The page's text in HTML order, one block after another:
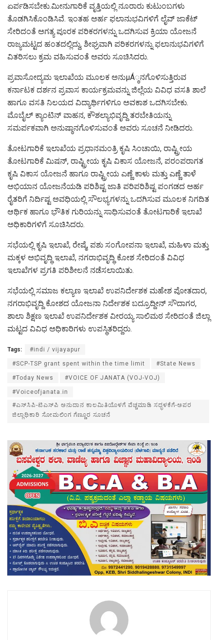
ಏರ್ಪಡಿಸಬೇಕು.ಮೀನುಗಾರಿಕೆ ವೃತ್ತಿಯಲ್ಲಿ ನೂರಾರು ಕುಟುಂಬಗಳು
ತೊಡಗಿಸಿಕೊಂಡಿಸಿವೆ. ಇಂತಹ ಅರ್ಹ ಫಲಾನುಭವಿಗಳಿಗೆ ಲೈವ್ ಜಾಕೆಟ್
ಸೇರಿದಂತೆ ಅಗತ್ಯ ಪೂರಕ ಪರಿಕರಗಳನ್ನು ಒದಗಿಸುವ ಕ್ರಿಯಾ ಯೋಜನೆ
ರಾಜ್ಯಮಟ್ಟದ ಹಂತದಲ್ಲಿದ್ದು, ಶೀಘ್ರವಾಗಿ ಪರಿಕರಗಳನ್ನು ಫಲಾನುಭವಿಗಳಿಗೆ
ವಿತರಿಸಲು ಕ್ರಮ ವಹಿಸುವಂತೆ ಅವರು ಸೂಚಿಸಿದರು.
ಪ್ರವಾಸೋದ್ಯಮ ಇಲಾಖೆಯ ಮೂಲಕ ಅನುμÁ್ಠನಗೊಳಿಸುತ್ತಿರುವ
ಕರ್ನಾಟಕ ದರ್ಶನ ಪ್ರವಾಸ ಕಾರ್ಯಕ್ರಮವನ್ನು ಜಿಲ್ಲೆಯ ವಿವಿಧ ವಸತಿ ಶಾಲೆ
ಹಾಗೂ ವಸತಿ ನಿಲಯದ ವಿದ್ಯಾರ್ಥಿಗಳಿಗೂ ಅವಕಾಶ ಒದಗಿಸಬೇಕು.
ಮೊಬೈಲ್ ಕ್ಯಾಂಟಿನ್ ವಾಹನ, ಕೌಶಲ್ಯಾಭಿವೃದ್ದಿ ತರಬೇತಿಯನ್ನು
ಸಮರ್ಪಕವಾಗಿ ಅನುಷ್ಠಾನಗೊಳಿಸುವಂತೆ ಅವರು ಸೂಚನೆ ನೀಡಿದರು.
ತೋಟಗಾರಿಕೆ ಇಲಾಖೆಯ ಪ್ರಧಾನಮಂತ್ರಿ ಕೃಷಿ ಸಿಂಚಾಯಿ, ರಾಷ್ಟ್ರೀಯ
ತೋಟಗಾರಿಕೆ ಮಿಷನ್, ರಾಷ್ಟ್ರೀಯ ಕೃಷಿ ವಿಕಾಸ ಯೋಜನೆ, ಪರಂಪರಾಗತ
ಕೃಷಿ ವಿಕಾಸ ಯೋಜನೆ ಹಾಗೂ ರಾಷ್ಟ್ರೀಯ ಎಣ್ಣೆ ಕಾಳು ಮತ್ತು ಎಣ್ಣೆ ತಾಳೆ
ಅಭಿಯಾನ ಯೋಜನೆಯಡಿ ಪರಿಶಿಷ್ಟ ಜಾತಿ ಪರಿಪರಿಶಿಷ್ಟ ಪಂಗಡದ ಅರ್ಹ
ರೈತರಿಗೆ ನಿರ್ದಿಷ್ಟ ಅವಧಿಯಲ್ಲಿ ಸೌಲಭ್ಯಗಳನ್ನು ಒದಗಿಸುವ ಮೂಲಕ ನಿಗದಿತ
ಆರ್ಥಿಕ ಹಾಗೂ ಭೌತಿಕ ಗುರಿಯನ್ನು ಸಾಧಿಸುವಂತೆ ತೋಟಗಾರಿಕೆ ಇಲಾಖೆ
ಅಧಿಕಾರಿಗಳಿಗೆ ಸೂಚಿಸಿದರು.
ಸಭೆಯಲ್ಲಿ ಕೃಷಿ ಇಲಾಖೆ, ರೇಷ್ಮೆ, ಪಶು ಸಂಗೋಪನಾ ಇಲಾಖೆ, ಮಹಿಳಾ ಮತ್ತು
ಮಕ್ಕಳ ಅಭಿವೃದ್ಧಿ ಇಲಾಖೆ, ನಗರಾಭಿವೃದ್ಧಿ ಕೋಶ ಸೇರಿದಂತೆ ವಿವಿಧ
ಇಲಾಖೆಗಳ ಪ್ರಗತಿ ಪರಿಶೀಲನೆ ನಡೆಸಲಾಯಿತು.
ಸಭೆಯಲ್ಲಿ ಸಮಾಜ ಕಲ್ಯಾಣ ಇಲಾಖೆ ಉಪನಿರ್ದೇಶಕ ಮಹೇಶ ಪೋತದಾರ,
ನಗರಾಭಿವೃದ್ದಿ ಕೋಶದ ಯೋಜನಾ ನಿರ್ದೇಶಕ ಬದ್ರೂದ್ದೀನ್ ಸೌದಾಗರ,
ಶಾಲಾ ಶಿಕ್ಷಣ ಇಲಾಖೆ ಉಪನಿರ್ದೇಶಕ ವೀರಯ್ಯ ಸಾಲಿಮಠ ಸೇರಿದಂತೆ ಜಿಲ್ಲಾ
ಮಟ್ಟದ ವಿವಿಧ ಅಧಿಕಾರಿಗಳು ಉಪಸ್ಥಿತರಿದ್ದರು.
Tags: #indi / vijayapur
#SCP-TSP grant spent within the time limit #State News
#Today News #VOICE OF JANATA (VOJ-VOJ)
#Voiceofjanata.in
#ಎಸ್‍ಸಿಪಿ-ಟಿಎಸ್‍ಪಿ ಅನುದಾನ ಕಾಲಮಿತಿಯೊಳಗೆ ವೆಚ್ಚಮಾಡಿ ಸದ್ಭಳಕೆಗೆ-ಅಪರ
ಜಿಲ್ಲಾಧಿಕಾರಿ ಸೋಮಲಿಂಗ ಗೆಣ್ಣೂರ ಸೂಚನೆ